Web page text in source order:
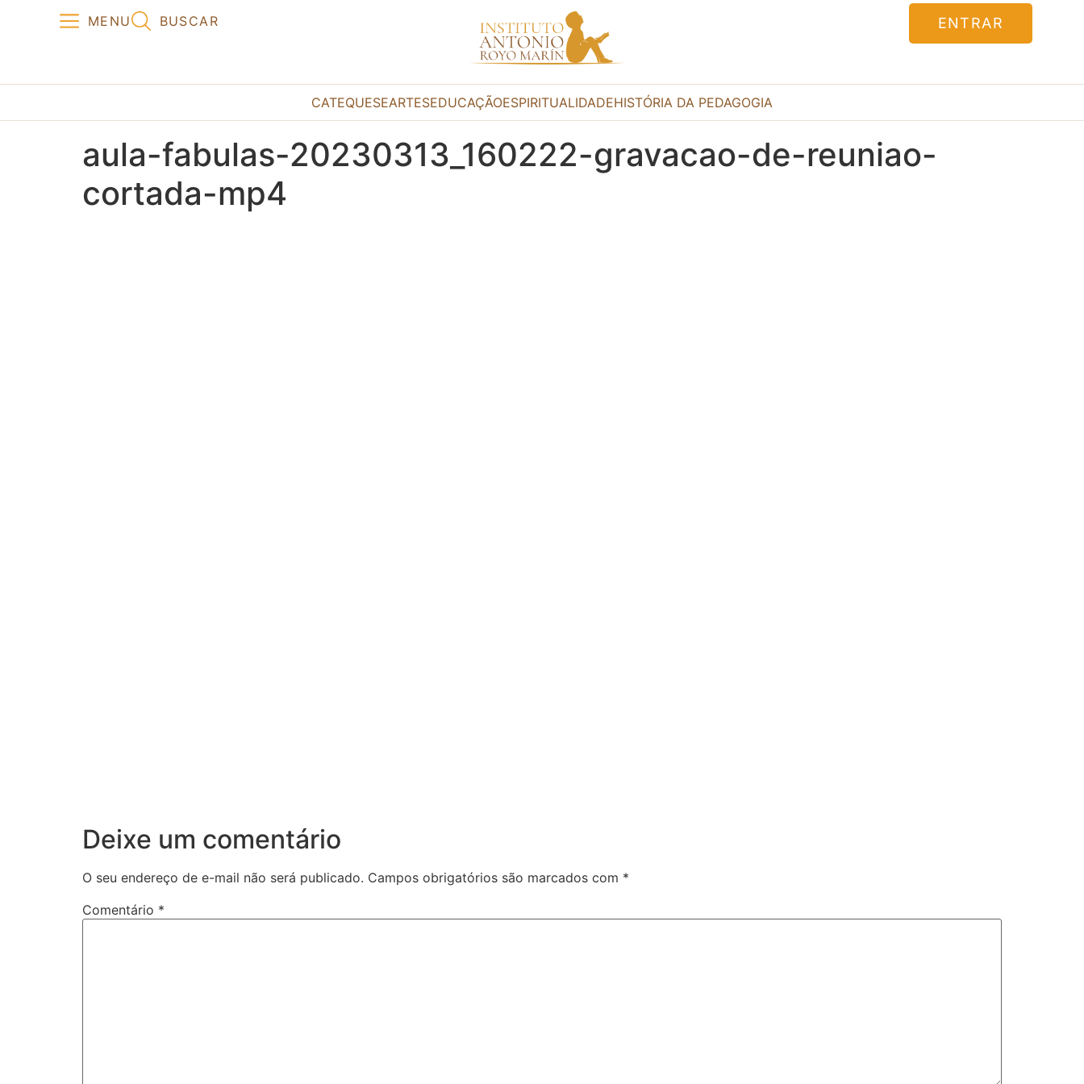
MENU BUSCAR ENTRAR
CATEQUESEARTESEDUCAÇÃOESPIRITUALIDADEHISTÓRIA DA PEDAGOGIA
aula-fabulas-20230313_160222-gravacao-de-reuniao-
cortada-mp4
Deixe um comentário
O seu endereço de e-mail não será publicado. Campos obrigatórios são marcados com *
Comentário *